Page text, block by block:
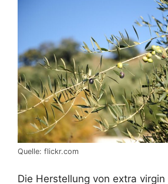
Quelle: flickr.com
Die Herstellung von extra